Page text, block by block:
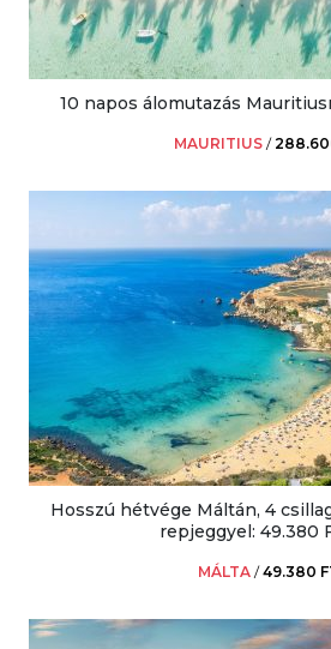
10 napos álomutazás
MAURITIUS /
Hosszú hétvége Máltán, 4
repjeggyel: 49.380
MÁLTA /49.380